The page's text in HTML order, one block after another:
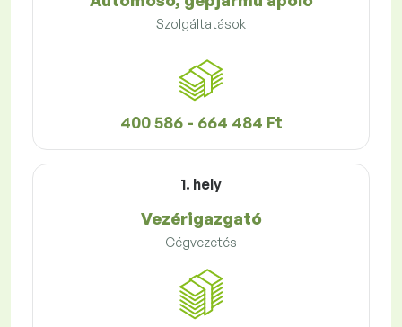
Szolgáltatások
400 586 - 664 484 Ft
1. hely
Vezérigazgató
Cégvezetés